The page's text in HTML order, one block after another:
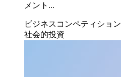
メント...
ビジネスコンペティション
社会的投資